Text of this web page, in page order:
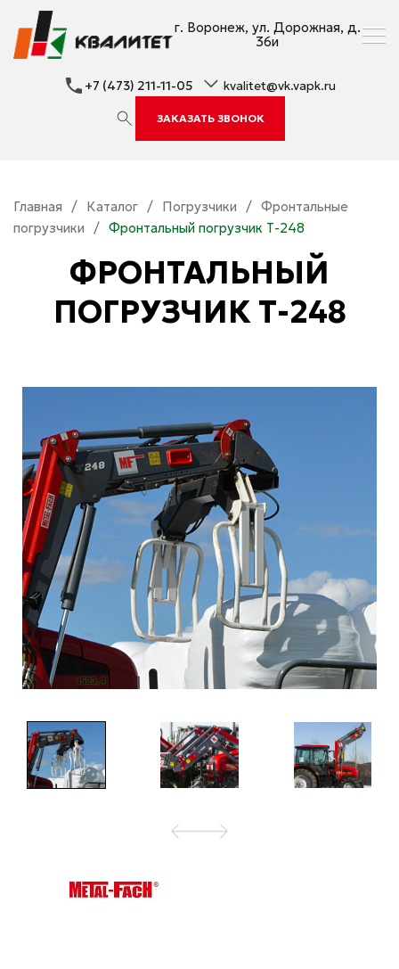
г. Воронеж, ул. Дорожная, д.
36и
+7 (473) 211-11-05 kvalitet@vk.vapk.ru
ЗАКАЗАТЬ ЗВОНОК
Главная / Каталог / Погрузчики / Фронтальные
погрузчики
/ Фронтальный погрузчик Т-248
ФРОНТАЛЬНЫЙ
ПОГРУЗЧИК Т-248